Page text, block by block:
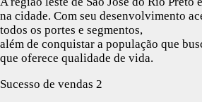
na cidade. Com seu desenvolvimento
todos os portes e segmentos,
além de conquistar a população que
que oferece qualidade de vida.
Sucesso de vendas 2